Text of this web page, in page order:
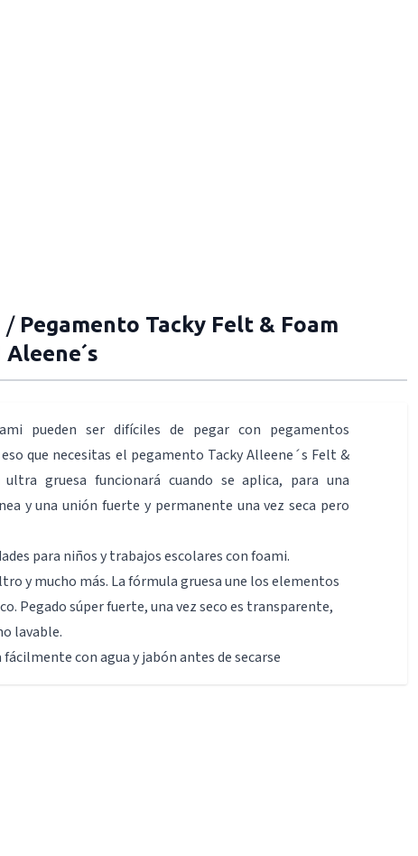
/ Pegamento Tacky Felt & Foam
pueden ser difíciles de pegar con pegamentos
eso que necesitas el pegamento Tacky Alleene´s Felt &
gruesa funcionará cuando se aplica, para una
y una unión fuerte y permanente una vez seca pero
para niños y trabajos escolares con foami.
y mucho más. La fórmula gruesa une los elementos
Pegado súper fuerte, una vez seco es transparente,
lavable.
con agua y jabón antes de secarse